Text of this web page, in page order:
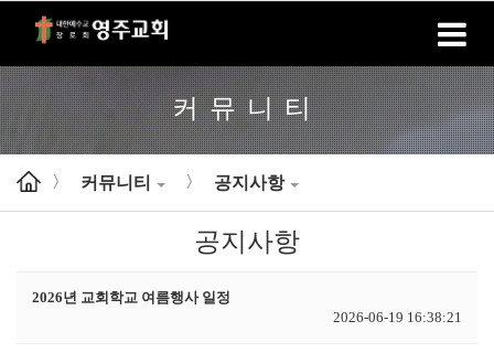
홈 로그인 회원가입
커뮤니티
> 커뮤니티 > 공지사항
공지사항
2026년 교회학교 여름행사 일정
2026-06-19 16:38:21